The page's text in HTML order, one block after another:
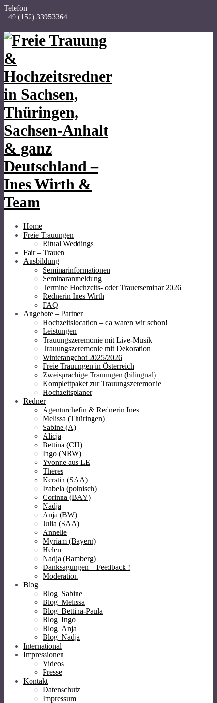
Telefon
+49 (152) 33953364
Home
Freie Trauungen
Ritual Weddings
Fair – Trauen
Ausbildung
Seminarinformationen
Seminaranmeldung
Termine Hochzeits- oder Trauerseminar 2026
Rednerin Ines Wirth
FAQ
Angebote – Partner
Hochzeitslocation – da waren wir schon!
Leistungen
Trauungszeremonie mit Live-Musik
Trauungszeremonie mit Dekoration
Winterangebot 2025/2026
Freie Trauungen in Österreich
Zweisprachige Trauungen (bilingual)
Komplettpaket zur Trauungszeremonie
Hochzeitsplaner
Redner
Agenturchefin & Rednerin Ines
Melissa (Thüringen)
Sabine (A)
Alicja
Bettina (CH)
Ingo (NRW)
Yvonne aus LE
Theres
Kerstin (SAA)
Izabela (polnisch)
Corinna (BAY)
Nadja
Anja (BW)
Julia (SAA)
Annelie
Myriam (Bayern)
Helen
Nadja (Bamberg)
Danksagungen – Feedback !
Moderation
Blog
Blog_Sabine
Blog_Melissa
Blog_Bettina-Paula
Blog_Ingo
Blog_Anja
Blog_Nadja
International
Impressionen
Videos
Presse
Kontakt
Datenschutz
Impressum